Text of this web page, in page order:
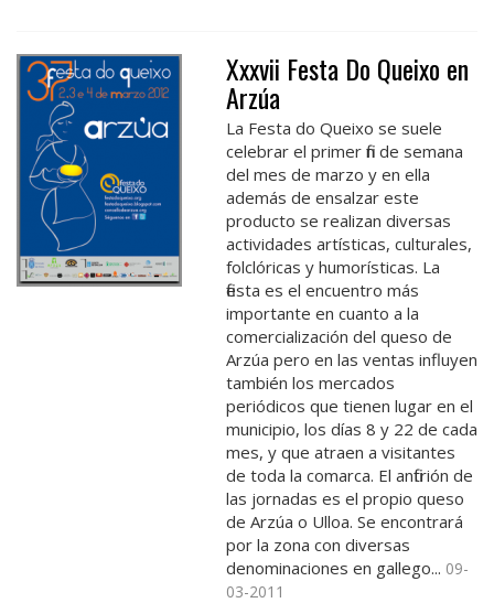
Xxxvii Festa Do Queixo en
Arzúa
La Festa do Queixo se suele
celebrar el primer fin de semana
del mes de marzo y en ella
además de ensalzar este
producto se realizan diversas
actividades artísticas, culturales,
folclóricas y humorísticas. La
fiesta es el encuentro más
importante en cuanto a la
comercialización del queso de
Arzúa pero en las ventas influyen
también los mercados
periódicos que tienen lugar en el
municipio, los días 8 y 22 de cada
mes, y que atraen a visitantes
de toda la comarca. El anfitrión de
las jornadas es el propio queso
de Arzúa o Ulloa. Se encontrará
por la zona con diversas
denominaciones en gallego... 09-
03-2011